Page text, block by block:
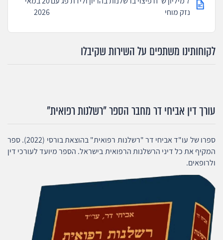
נזק מוחי
2026
לקוחותינו משתפים על השירות שקיבלו
עורך דין אביחי דר מחבר הספר "רשלנות רפואית"
ספרו של עו"ד אביחי דר "רשלנות רפואית" בהוצאת בורסי (2022). ספר
המקיף את כל דיני הרשלנות הרפואית בישראל. הספר מיועד לעורכי דין
ולרופאים.